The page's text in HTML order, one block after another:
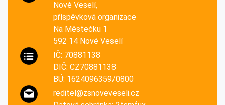
Nové Veselí,
příspěvková organizace
Na Městečku 1
592 14 Nové Veselí
IČ: 70881138
DIČ: CZ70881138
BÚ: 1624096359/0800
reditel@zsnoveveseli.cz